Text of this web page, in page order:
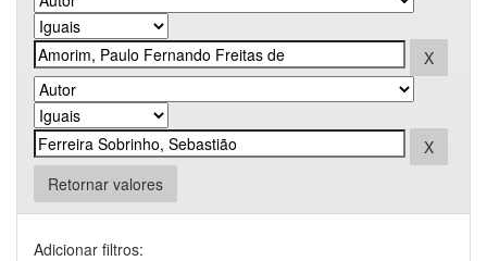
Retornar valores
Adicionar filtros: